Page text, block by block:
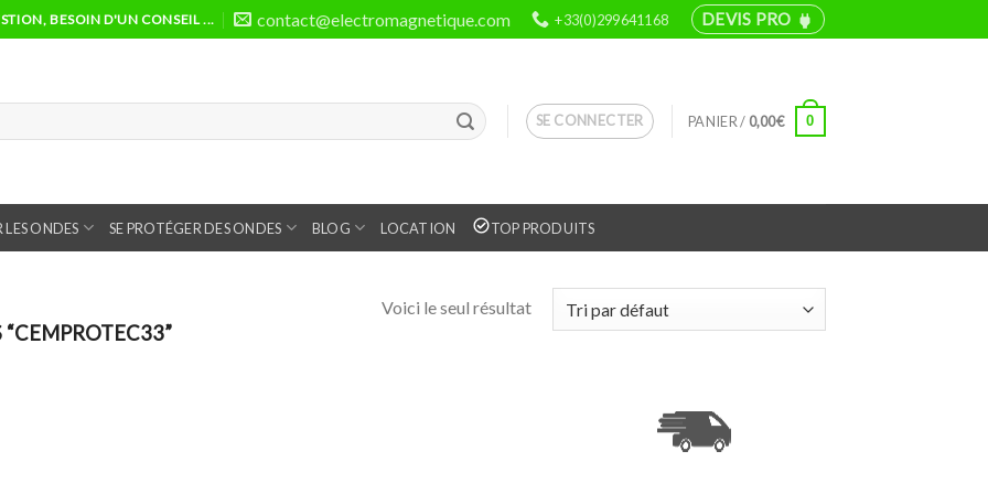
BESOIN D'UN CONSEIL ... contact@electromagnetique.com +33(0)299641168 DEVIS PRO power
SE CONNECTER PANIER / 0,00€ 0
LES ONDES SE PROTÉGER DES ONDES BLOG LOCATION TOP PRODUITS
Voici le seul résultat